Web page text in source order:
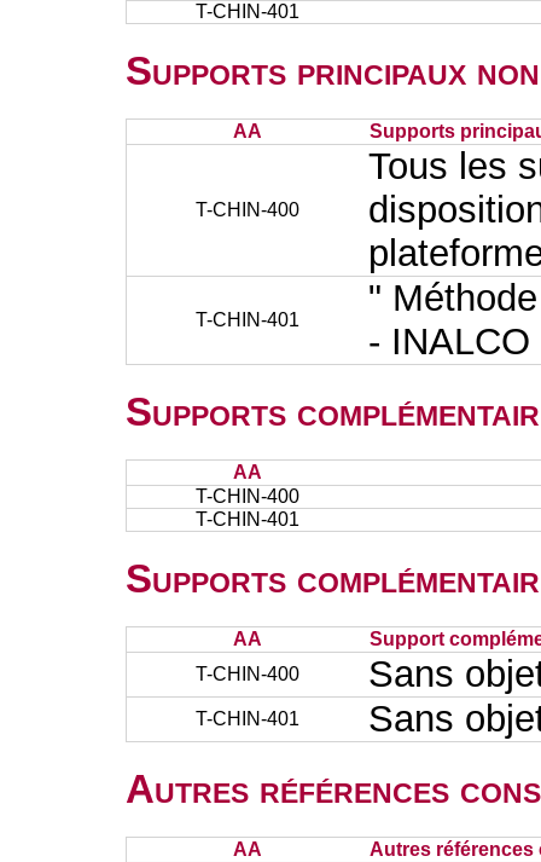
T-CHIN-401
Supports principaux
AA Supports
T-CHIN-400
Tous les
T-CHIN-401
"
- INALCO
Supports
AA
T-CHIN-400
T-CHIN-401
Supports
AA
Support
T-CHIN-400
Sans
T-CHIN-401 Sans
Autres références
AA Autres références